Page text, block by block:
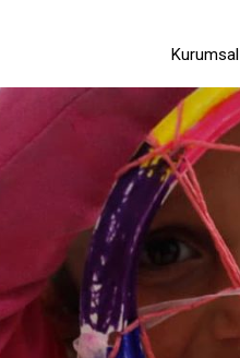
Kurumsal